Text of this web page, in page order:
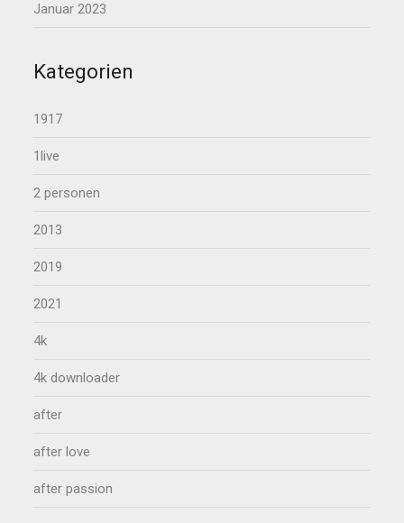
Januar 2023
Kategorien
1917
1live
2 personen
2013
2019
2021
4k
4k downloader
after
after love
after passion